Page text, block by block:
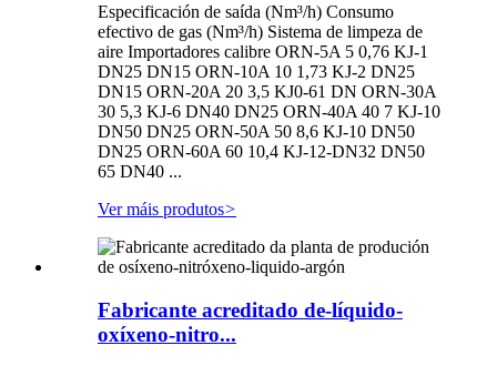
Especificación de saída (Nm³/h) Consumo
efectivo de gas (Nm³/h) Sistema de limpeza de
aire Importadores calibre ORN-5A 5 0,76 KJ-1
DN25 DN15 ORN-10A 10 1,73 KJ-2 DN25
DN15 ORN-20A 20 3,5 KJ0-61 DN ORN-30A
30 5,3 KJ-6 DN40 DN25 ORN-40A 40 7 KJ-10
DN50 DN25 ORN-50A 50 8,6 KJ-10 DN50
DN25 ORN-60A 60 10,4 KJ-12-DN32 DN50
65 DN40 ...
Ver máis produtos>
Fabricante acreditado de-líquido-
oxíxeno-nitro...